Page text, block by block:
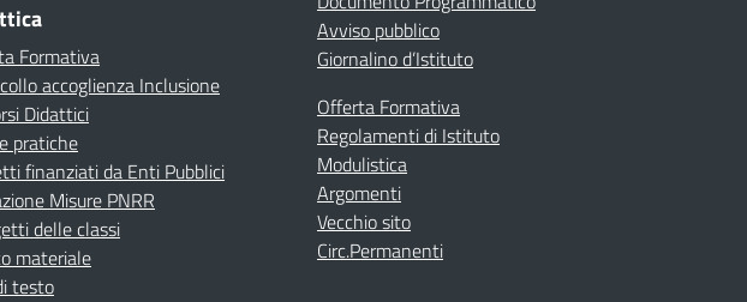
Formativa
accoglienza Inclusione
Didattici
pratiche
finanziati da Enti Pubblici
Misure PNRR
delle classi
materiale
testo
Avviso pubblico
Giornalino d’Istituto
Offerta Formativa
Regolamenti di Istituto
Modulistica
Argomenti
Vecchio sito
Circ.Permanenti